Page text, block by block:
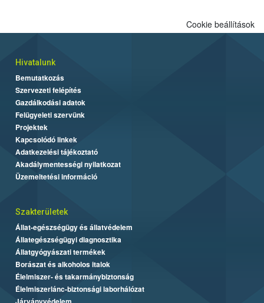
Cookie beállítások
Hivatalunk
Bemutatkozás
Szervezeti felépítés
Gazdálkodási adatok
Felügyeleti szervünk
Projektek
Kapcsolódó linkek
Adatkezelési tájékoztató
Akadálymentességi nyilatkozat
Üzemeltetési információ
Szakterületek
Állat-egészségügy és állatvédelem
Állategészségügyi diagnosztika
Állatgyógyászati termékek
Borászat és alkoholos italok
Élelmiszer- és takarmánybiztonság
Élelmiszerlánc-biztonsági laborhálózat